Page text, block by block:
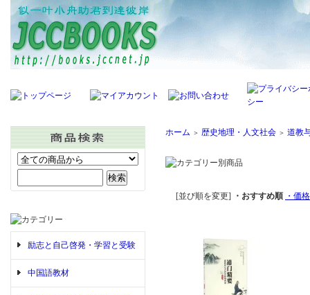
励志と自己啓発・学習と受験
中国語教材
ホーム ＞ 歴史地理・人文社会 ＞ 道教
[並び順を変更] ・おすすめ順 ・価